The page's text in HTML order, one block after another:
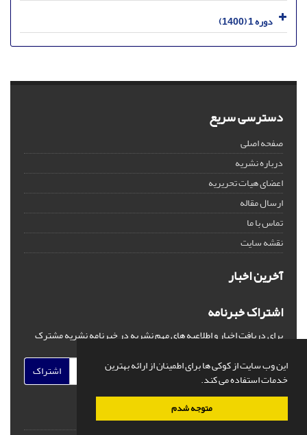
این وب سایت از کوکی ها برای اطمینان از ارائه بهترین
خدمات استفاده می کند.
متوجه شدم
دوره 1 (1400)
دسترسی سریع
صفحه اصلی
درباره نشریه
اعضای هیات تحریریه
ارسال مقاله
تماس با ما
نقشه سایت
آخرین اخبار
اشتراک خبرنامه
برای دریافت اخبار و اطلاعیه های مهم نشریه در خبرنامه نشریه مشترک
اشتراک